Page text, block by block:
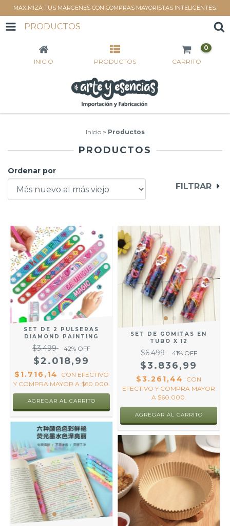
MAXIMIZÁ TUS MÁRGENES CON COMPRAS MAYORISTAS INTELIGENTES.
PRODUCTOS
INICIO PRODUCTOS CARRITO
0
Inicio > Productos
PRODUCTOS
Ordenar por
FILTRAR
SET DE 2 PULSERAS
DIAMOND PAINTING
$3.499 42% OFF
$2.018,99
$1.716,14 CON EFECTIVO
Y COMPRA MAYOR A $60.000.
AGREGAR AL CARRITO
SET DE GOMITAS EN
TUBO X 12
$6.499 41% OFF
$3.836,99
$3.261,44
CON
EFECTIVO Y COMPRA MAYOR
A $60.000.